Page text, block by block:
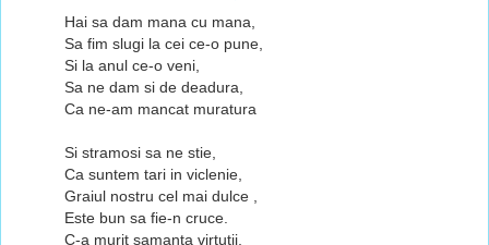
Hai sa dam mana cu mana,
Sa fim slugi la cei ce-o pune,
Si la anul ce-o veni,
Sa ne dam si de deadura,
Ca ne-am mancat muratura
Si stramosi sa ne stie,
Ca suntem tari in viclenie,
Graiul nostru cel mai dulce ,
Este bun sa fie-n cruce.
C-a murit samanta virtutii,